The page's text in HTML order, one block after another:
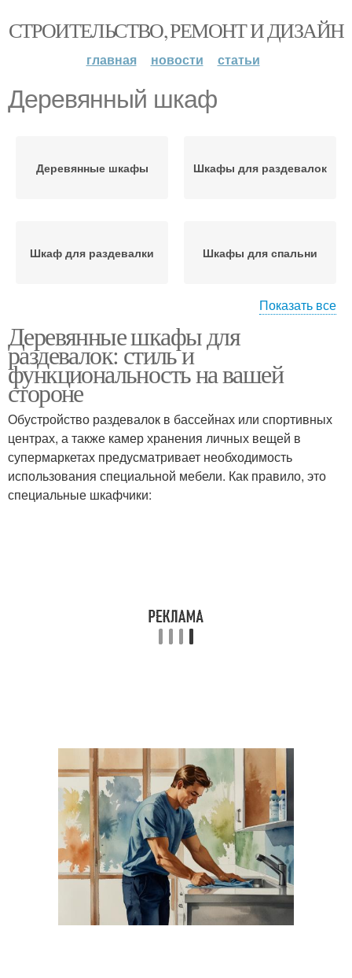
СТРОИТЕЛЬСТВО, РЕМОНТ И ДИЗАЙН
главная новости статьи
Деревянный шкаф
Деревянные шкафы Шкафы для раздевалок
Шкаф для раздевалки Шкафы для спальни
Шкафы для прихожей Шкафы по сравнению
Показать все
Деревянные шкафы для
раздевалок: стиль и
функциональность на вашей
стороне
Обустройство раздевалок в бассейнах или спортивных
центрах, а также камер хранения личных вещей в
супермаркетах предусматривает необходимость
использования специальной мебели. Как правило, это
специальные шкафчики: